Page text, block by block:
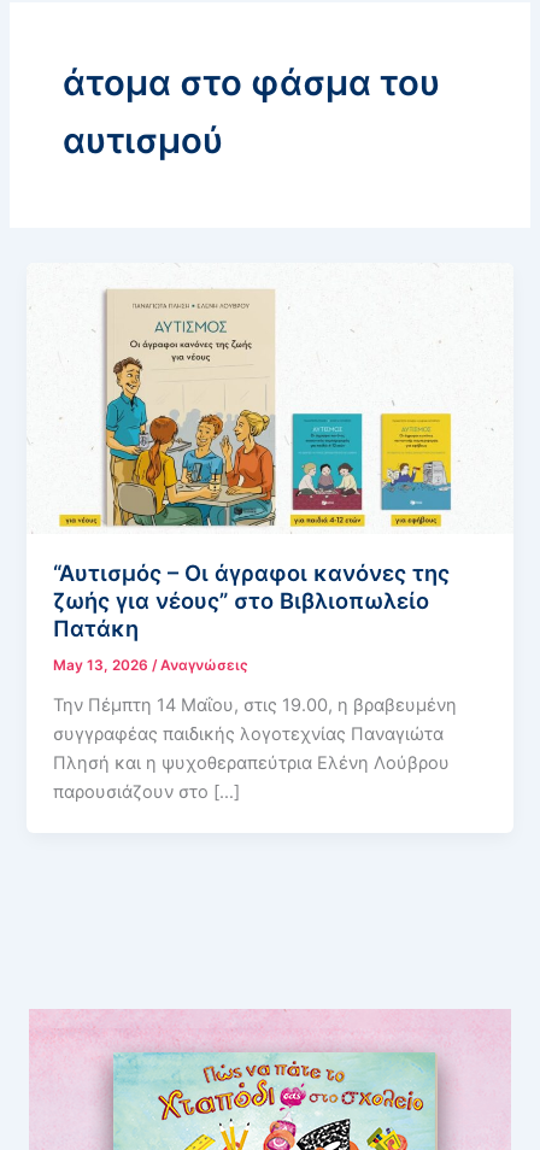
άτομα στο φάσμα του
αυτισμού
“Αυτισμός – Οι άγραφοι κανόνες της
ζωής για νέους” στο Βιβλιοπωλείο
Πατάκη
May 13, 2026/Αναγνώσεις
Την Πέμπτη 14 Μαΐου, στις 19.00, η βραβευμένη
συγγραφέας παιδικής λογοτεχνίας Παναγιώτα
Πλησή και η ψυχοθεραπεύτρια Ελένη Λούβρου
παρουσιάζουν στο […]